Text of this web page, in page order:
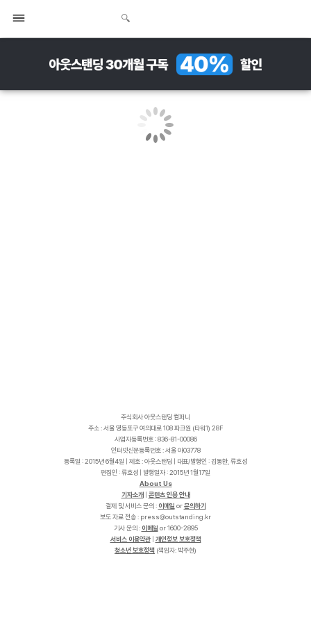
주식회사 아웃스탠딩 컴퍼니
주소 : 서울 영등포구 여의대로 108 파크원 (타워1) 28F
사업자등록번호 : 836-81-00086
인터넷신문등록번호 : 서울 아03778
등록일 : 2015년 6월4일 | 제호 : 아웃스탠딩 | 대표/발행인 : 김동환, 류호성
편집인 : 류호성 | 발행일자 : 2015년 1월17일
About Us
기자소개
콘텐츠 인용 안내
결제 및 서비스 문의 : 이메일 or문의하기
보도 자료 전송 :
r
k
.
g
n
i
d
n
a
t
s
t
u
o
@
s
s
e
r
p
기사 문의 : 이메일 or 1600-2895
서비스 이용약관| 개인정보 보호정책
청소년 보호정책 (책임자: 박주현)